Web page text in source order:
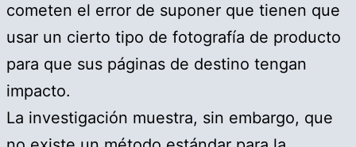
cometen el error de suponer que tienen que
usar un cierto tipo de fotografía de producto
para que sus páginas de destino tengan
impacto.
La investigación muestra, sin embargo, que